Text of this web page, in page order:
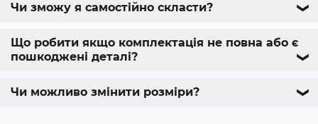
Чи зможу я самостійно скласти? ❯
Що робити якщо комплектація не повна або є
пошкоджені деталі?
❯
Чи можливо змінити розміри? ❯